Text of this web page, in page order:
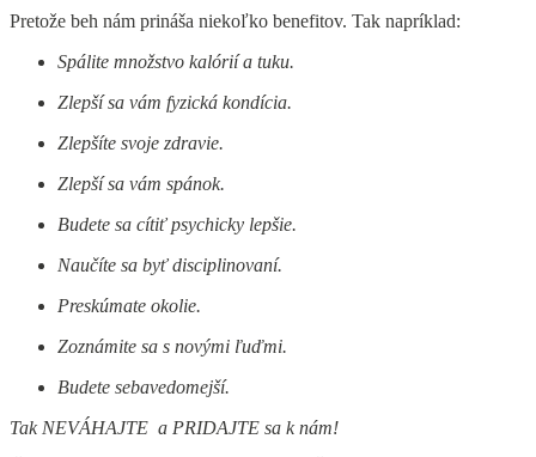
Pretože beh nám prináša niekoľko benefitov. Tak napríklad:
Spálite množstvo kalórií a tuku.
Zlepší sa vám fyzická kondícia.
Zlepšíte svoje zdravie.
Zlepší sa vám spánok.
Budete sa cítiť psychicky lepšie.
Naučíte sa byť disciplinovaní.
Preskúmate okolie.
Zoznámite sa s novými ľuďmi.
Budete sebavedomejší.
Tak NEVÁHAJTE a PRIDAJTE sa k nám!